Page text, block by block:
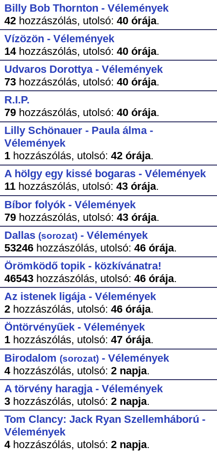
Billy Bob Thornton - Vélemények
42hozzászólás, utolsó: 40 órája.
Vízözön - Vélemények
14hozzászólás, utolsó: 40 órája.
Udvaros Dorottya - Vélemények
73hozzászólás, utolsó: 40 órája.
R.I.P.
79hozzászólás, utolsó: 40 órája.
Lilly Schönauer - Paula álma -
Vélemények
1hozzászólás, utolsó: 42 órája.
A hölgy egy kissé bogaras - Vélemények
11hozzászólás, utolsó: 43 órája.
Bíbor folyók - Vélemények
79hozzászólás, utolsó: 43 órája.
Dallas (sorozat)- Vélemények
53246hozzászólás, utolsó: 46 órája.
Örömködő topik - közkívánatra!
46543hozzászólás, utolsó: 46 órája.
Az istenek ligája - Vélemények
2hozzászólás, utolsó: 46 órája.
Öntörvényűek - Vélemények
1hozzászólás, utolsó: 47 órája.
Birodalom (sorozat)- Vélemények
4hozzászólás, utolsó: 2 napja.
A törvény haragja - Vélemények
3hozzászólás, utolsó: 2 napja.
Tom Clancy: Jack Ryan Szellemháború -
Vélemények
4hozzászólás, utolsó: 2 napja.